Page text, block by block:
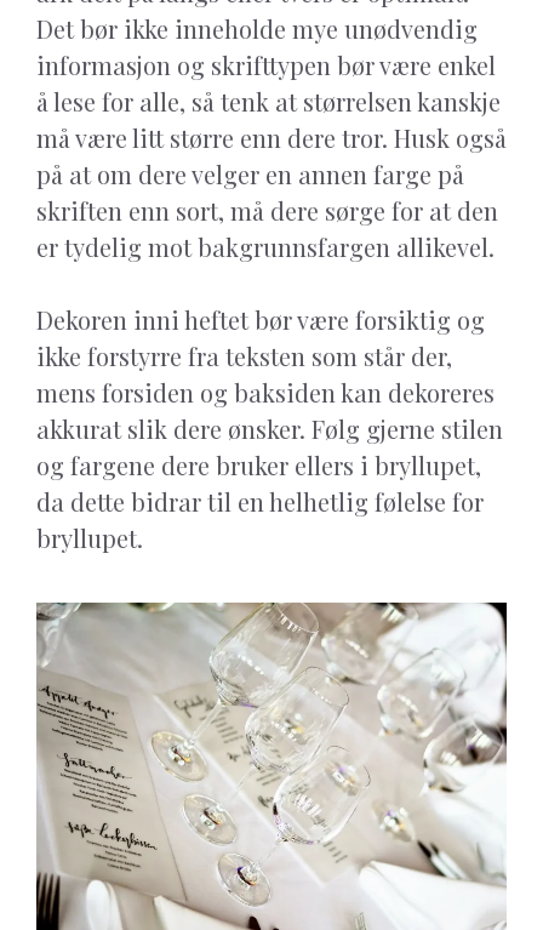
Det bør ikke inneholde mye unødvendig
informasjon og skrifttypen bør være enkel
å lese for alle, så tenk at størrelsen kanskje
må være litt større enn dere tror. Husk også
på at om dere velger en annen farge på
skriften enn sort, må dere sørge for at den
er tydelig mot bakgrunnsfargen allikevel.
Dekoren inni heftet bør være forsiktig og
ikke forstyrre fra teksten som står der,
mens forsiden og baksiden kan dekoreres
akkurat slik dere ønsker. Følg gjerne stilen
og fargene dere bruker ellers i bryllupet,
da dette bidrar til en helhetlig følelse for
bryllupet.